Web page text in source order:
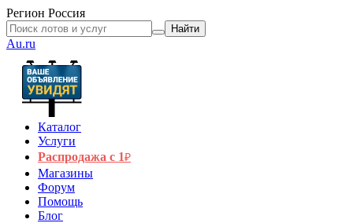
Регион Россия
Найти
Au.ru
Каталог
Услуги
Распродажа с 1₽
Магазины
Форум
Помощь
Блог